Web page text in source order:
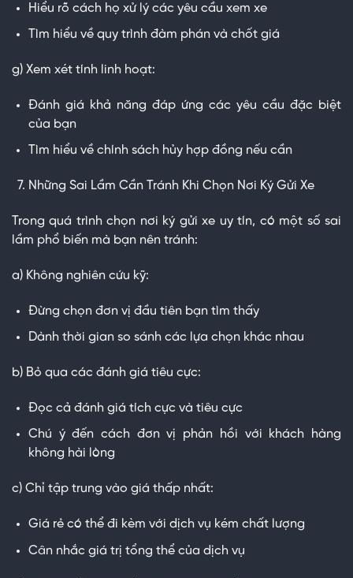
Hiểu rõ cách họ xử lý các yêu cầu xem xe
Tìm hiểu về quy trình đàm phán và chốt giá
g) Xem xét tính linh hoạt:
Đánh giá khả năng đáp ứng các yêu cầu đặc biệt
của bạn
Tìm hiểu về chính sách hủy hợp đồng nếu cần
Những Sai Lầm Cần Tránh Khi Chọn Nơi Ký Gửi Xe
Trong quá trình chọn nơi ký gửi xe uy tín, có một số sai
lầm phổ biến mà bạn nên tránh:
a) Không nghiên cứu kỹ:
Đừng chọn đơn vị đầu tiên bạn tìm thấy
Dành thời gian so sánh các lựa chọn khác nhau
b) Bỏ qua các đánh giá tiêu cực:
Đọc cả đánh giá tích cực và tiêu cực
Chú ý đến cách đơn vị phản hồi với khách hàng
không hài lòng
c) Chỉ tập trung vào giá thấp nhất:
Giá rẻ có thể đi kèm với dịch vụ kém chất lượng
Cân nhắc giá trị tổng thể của dịch vụ